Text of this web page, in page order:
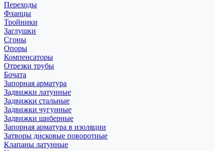
Переходы
Фланцы
Тройники
Заглушки
Сгоны
Опоры
Компенсаторы
Отрезки трубы
Бочата
Запорная арматура
Задвижки латунные
Задвижки стальные
Задвижки чугунные
Задвижки шиберные
Запорная арматура в изоляции
Затворы дисковые поворотные
Клапаны латунные